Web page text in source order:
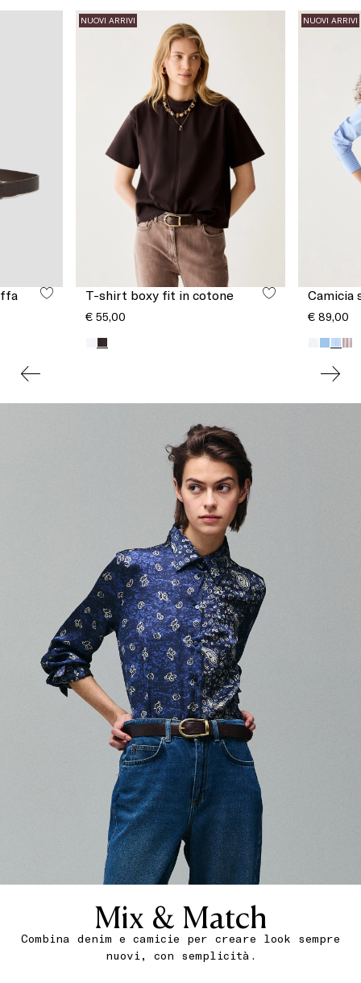
NUOVI ARRIVI
T-shirt boxy fit in cotone
€ 55,00
NUOVI ARRIVI
Camicia
€ 89,00
Mix & Match
Combina denim e camicie per creare look sempre
nuovi, con semplicità.